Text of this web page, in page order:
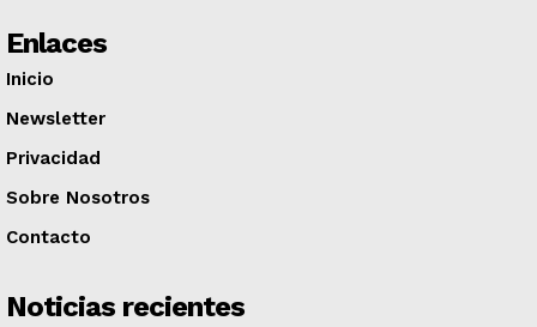
Enlaces
Inicio
Newsletter
Privacidad
Sobre Nosotros
Contacto
Noticias recientes